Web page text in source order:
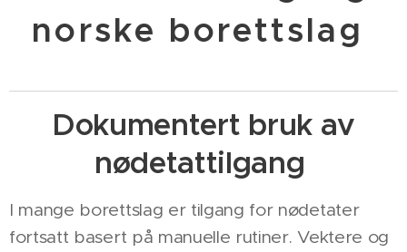
norske borettslag
Dokumentert bruk av
nødetattilgang
I mange borettslag er tilgang for nødetater
fortsatt basert på manuelle rutiner. Vektere og